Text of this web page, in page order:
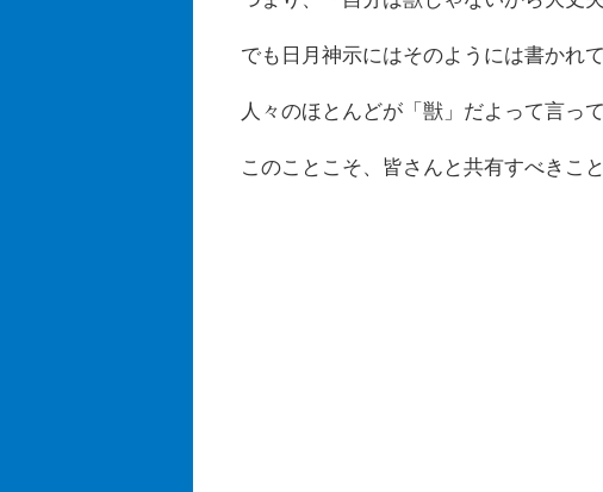
でも日月神示にはそのようには書かれ
人々のほとんどが「獣」だよって言っ
このことこそ、皆さんと共有すべきこ